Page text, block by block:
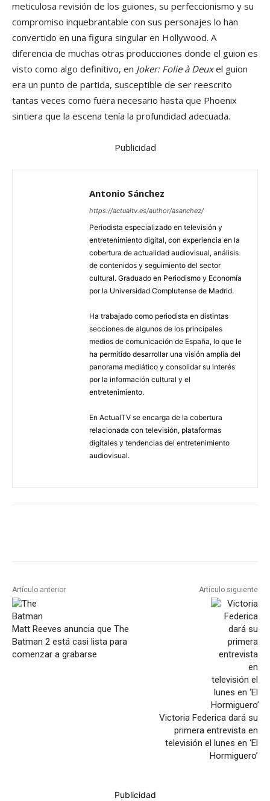
meticulosa revisión de los guiones, su perfeccionismo y su
compromiso inquebrantable con sus personajes lo han
convertido en una figura singular en Hollywood. A
diferencia de muchas otras producciones donde el guion es
visto como algo definitivo, en Joker: Folie à Deuxel guion
era un punto de partida, susceptible de ser reescrito
tantas veces como fuera necesario hasta que Phoenix
sintiera que la escena tenía la profundidad adecuada.
Publicidad
Antonio Sánchez
https://actualtv.es/author/asanchez/
Periodista especializado en televisión y
entretenimiento digital, con experiencia en la
cobertura de actualidad audiovisual, análisis
de contenidos y seguimiento del sector
cultural. Graduado en Periodismo y Economía
por la Universidad Complutense de Madrid.
Ha trabajado como periodista en distintas
secciones de algunos de los principales
medios de comunicación de España, lo que le
ha permitido desarrollar una visión amplia del
panorama mediático y consolidar su interés
por la información cultural y el
entretenimiento.
En ActualTV se encarga de la cobertura
relacionada con televisión, plataformas
digitales y tendencias del entretenimiento
audiovisual.
Artículo anterior
Matt Reeves anuncia que The
Batman 2 está casi lista para
comenzar a grabarse
Artículo siguiente
Victoria Federica dará su
primera entrevista en
televisión el lunes en ‘El
Hormiguero’
Publicidad